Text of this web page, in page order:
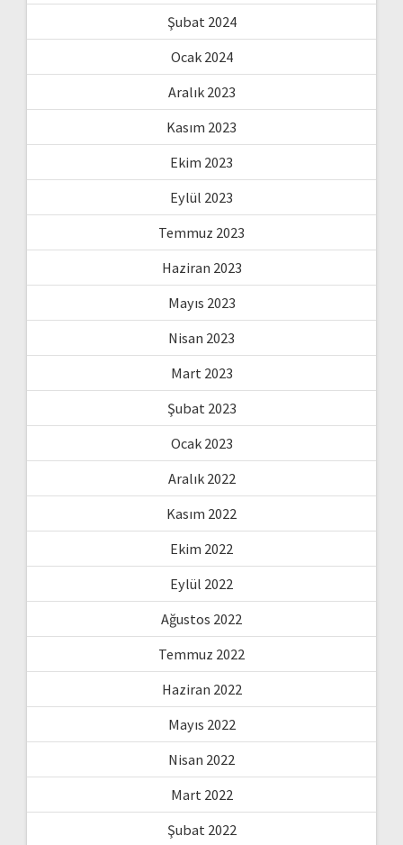
Şubat 2024
Ocak 2024
Aralık 2023
Kasım 2023
Ekim 2023
Eylül 2023
Temmuz 2023
Haziran 2023
Mayıs 2023
Nisan 2023
Mart 2023
Şubat 2023
Ocak 2023
Aralık 2022
Kasım 2022
Ekim 2022
Eylül 2022
Ağustos 2022
Temmuz 2022
Haziran 2022
Mayıs 2022
Nisan 2022
Mart 2022
Şubat 2022